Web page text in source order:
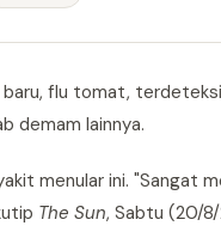
flu tomat, terdeteksi
demam lainnya.
menular ini. "Sangat
The Sun, Sabtu (20/